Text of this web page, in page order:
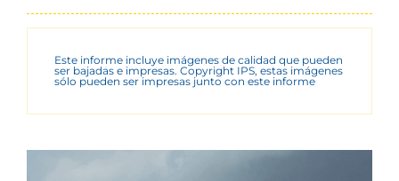
Este informe incluye imágenes de calidad que pueden
ser bajadas e impresas. Copyright IPS, estas imágenes
sólo pueden ser impresas junto con este informe